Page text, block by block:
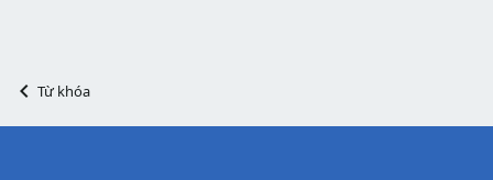
Từ khóa